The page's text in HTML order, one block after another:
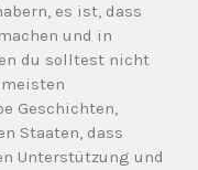
es ist, dass
und in
du solltest nicht
Geschichten,
Staaten, dass
Unterstützung und